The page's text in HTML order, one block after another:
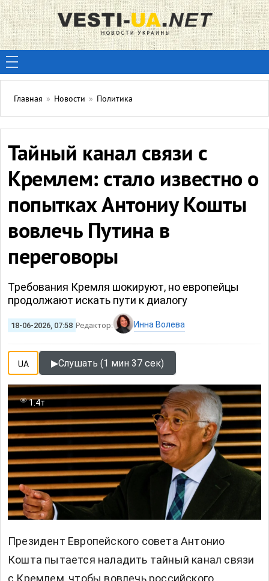
Главная » Новости » Политика
Тайный канал связи с
Кремлем: стало известно о
попытках Антониу Кошты
вовлечь Путина в
переговоры
Требования Кремля шокируют, но европейцы
продолжают искать пути к диалогу
18-06-2026, 07:58 Редактор: Инна Волева
UA ▶Слушать (1 мин 37 сек)
1.4т
Президент Европейского совета Антонио
Кошта пытается наладить тайный канал связи
с Кремлем, чтобы вовлечь российского